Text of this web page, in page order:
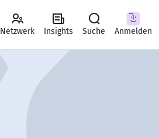
Netzwerk Insights Suche Anmelden